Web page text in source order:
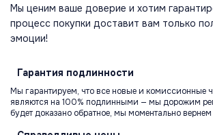
Мы ценим ваше доверие и хотим
процесс покупки доставит вам только
эмоции!
Гарантия подлинности
Мы гарантируем, что все новые и комиссионные
являются на 100% подлинными — мы дорожим
будет доказано обратное, мы моментально вернем